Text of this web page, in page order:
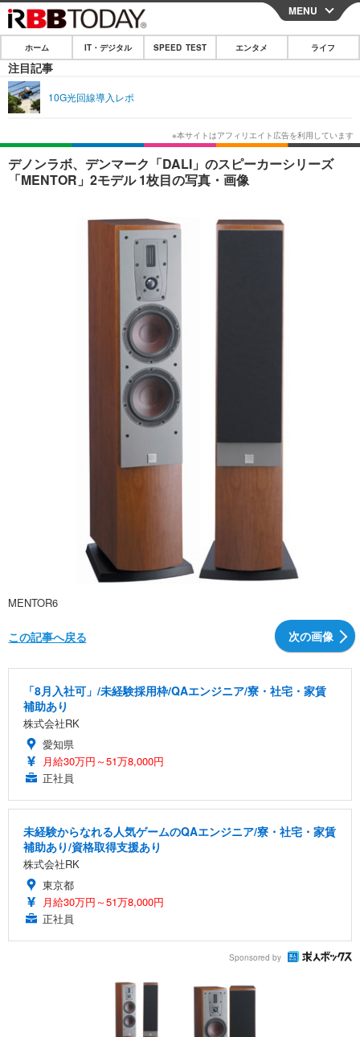
CLOSE
ホーム
IT・デジタル
ネタ ガジェット・ツール
ショッピング
エンタメ
エンタメTOP 映画・ドラマ
韓流・K-POP 韓国・芸能
ライフTOP グルメ
MENU
ホーム IT・デジタル SPEED TEST エンタメ ライフ
注目記事
10G光回線導入レポ
デノンラボ、デンマーク「DALI」のスピーカーシリーズ
「MENTOR」2モデル 1枚目の写真・画像
MENTOR6
次の画像
この記事へ戻る
「8月入社可」/未経験採用枠/QAエンジニア/寮・社宅・家賃
補助あり
株式会社RK
愛知県
月給30万円～51万8,000円
正社員
未経験からなれる人気ゲームのQAエンジニア/寮・社宅・家賃
補助あり/資格取得支援あり
株式会社RK
東京都
月給30万円～51万8,000円
正社員
Sponsored by